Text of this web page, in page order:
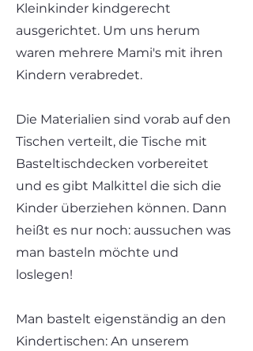
Kleinkinder kindgerecht
ausgerichtet. Um uns herum
waren mehrere Mami's mit ihren
Kindern verabredet.
Die Materialien sind vorab auf den
Tischen verteilt, die Tische mit
Basteltischdecken vorbereitet
und es gibt Malkittel die sich die
Kinder überziehen können. Dann
heißt es nur noch: aussuchen was
man basteln möchte und
loslegen!
Man bastelt eigenständig an den
Kindertischen: An unserem